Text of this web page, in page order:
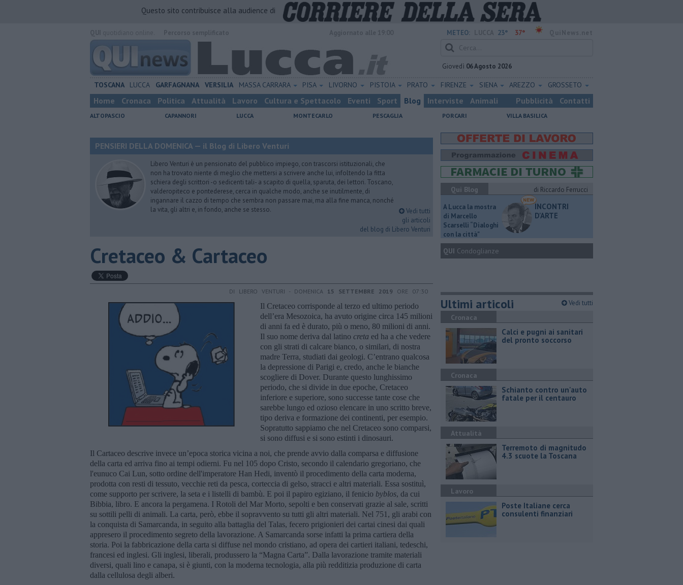
Questo sito contribuisce alla audience di
METEO: 23° 37°
Giovedì 06 Agosto 2026
TOSCANA LUCCA GARFAGNANA VERSILIA MASSA CARRARA PISA LIVORNO PISTOIA PRATO FIRENZE SIENA AREZZO GROSSETO
Home Cronaca Politica Attualità Lavoro Cultura e Spettacolo Eventi Sport Blog Interviste Animali Pubblicità Contatti
ALTOPASCIO CAPANNORI LUCCA MONTECARLO PESCAGLIA PORCARI VILLA BASILICA
PENSIERI DELLA DOMENICA — il Blog di Libero Venturi
Libero Venturi è un pensionato del pubblico impiego, con trascorsi istituzionali, che
non ha trovato niente di meglio che mettersi a scrivere anche lui, infoltendo la fitta
schiera degli scrittori -o sedicenti tali- a scapito di quella, sparuta, dei lettori. Toscano,
valderopiteco e pontederese, cerca in qualche modo, anche se inutilmente, di
ingannare il cazzo di tempo che sembra non passare mai, ma alla fine manca, nonché
la vita, gli altri e, in fondo, anche se stesso.
Vedi tutti
gli articoli
del blog di Libero Venturi
Cretaceo & Cartaceo
DI LIBERO VENTURI - DOMENICA 15 SETTEMBRE 2019 ORE 07:30
Il Cretaceo corrisponde al terzo ed ultimo periodo
dell’era Mesozoica, ha avuto origine circa 145 milioni
di anni fa ed è durato, più o meno, 80 milioni di anni.
Il suo nome deriva dal latino creta ed ha a che vedere
con gli strati di calcare bianco, o similari, di nostra
madre Terra, studiati dai geologi. C’entrano qualcosa
la depressione di Parigi e, credo, anche le bianche
scogliere di Dover. Durante questo lunghissimo
periodo, che si divide in due epoche, Cretaceo
inferiore e superiore, sono successe tante cose che
sarebbe lungo ed ozioso elencare in uno scritto breve,
tipo deriva e formazione dei continenti, per esempio.
Sopratutto sappiamo che nel Cretaceo sono comparsi,
si sono diffusi e si sono estinti i dinosauri.
Il Cartaceo descrive invece un’epoca storica vicina a noi, che prende avvio dalla comparsa e diffusione
della carta ed arriva fino ai tempi odierni. Fu nel 105 dopo Cristo, secondo il calendario gregoriano, che
l'eunuco Cai Lun, sotto ordine dell'imperatore Han Hedi, inventò il procedimento della carta moderna,
prodotta con resti di tessuto, vecchie reti da pesca, corteccia di gelso, stracci e altri materiali. Essa sostituì,
come supporto per scrivere, la seta e i listelli di bambù. E poi il papiro egiziano, il fenicio byblos, da cui
Bibbia, libro. E ancora la pergamena. I Rotoli del Mar Morto, sepolti e ben conservati grazie al sale, scritti
su sottili pelli di animali. La carta, però, ebbe il sopravvento su tutti gli altri materiali. Nel 751, gli arabi con
la conquista di Samarcanda, in seguito alla battaglia del Talas, fecero prigionieri dei cartai cinesi dai quali
appresero il procedimento segreto della lavorazione. A Samarcanda sorse infatti la prima cartiera della
storia. Poi la fabbricazione della carta si diffuse nel mondo cristiano, ad opera dei cartieri italiani, tedeschi,
francesi ed inglesi. Gli inglesi, liberali, produssero la “Magna Carta”. Dalla lavorazione tramite materiali
diversi, quali lino e canapa, si è giunti, con la moderna tecnologia, alla più redditizia produzione di carta
dalla cellulosa degli alberi.
Qui Blog
di Riccardo Ferrucci
A Lucca la mostra
di Marcello
Scarselli “Dialoghi
con la città"
INCONTRI
D'ARTE
QUI Condoglianze
Ultimi articoli Vedi tutti
Cronaca
Calci e pugni ai sanitari
del pronto soccorso
Cronaca
Schianto contro un'auto
fatale per il centauro
Attualità
Terremoto di magnitudo
4.3 scuote la Toscana
Lavoro
Poste Italiane cerca
consulenti finanziari